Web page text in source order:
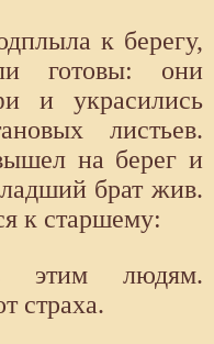
к берегу,
готовы: они
и украсились
листьев.
на берег и
брат жив.
к старшему:
этим людям.
страха.